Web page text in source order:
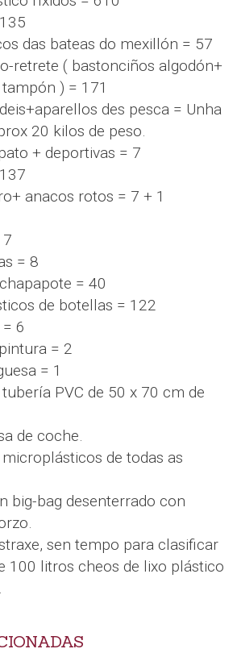
das bateas do mexillón = 57
retrete ( bastonciños algodón+
) = 171
des pesca = Unha
20 kilos de peso.
+ deportivas = 7
anacos rotos = 7 + 1
= 8
= 40
de botellas = 122
6
= 2
= 1
PVC de 50 x 70 cm de
de coche.
de todas as
big-bag desenterrado con
sen tempo para clasificar
100 litros cheos de lixo plástico